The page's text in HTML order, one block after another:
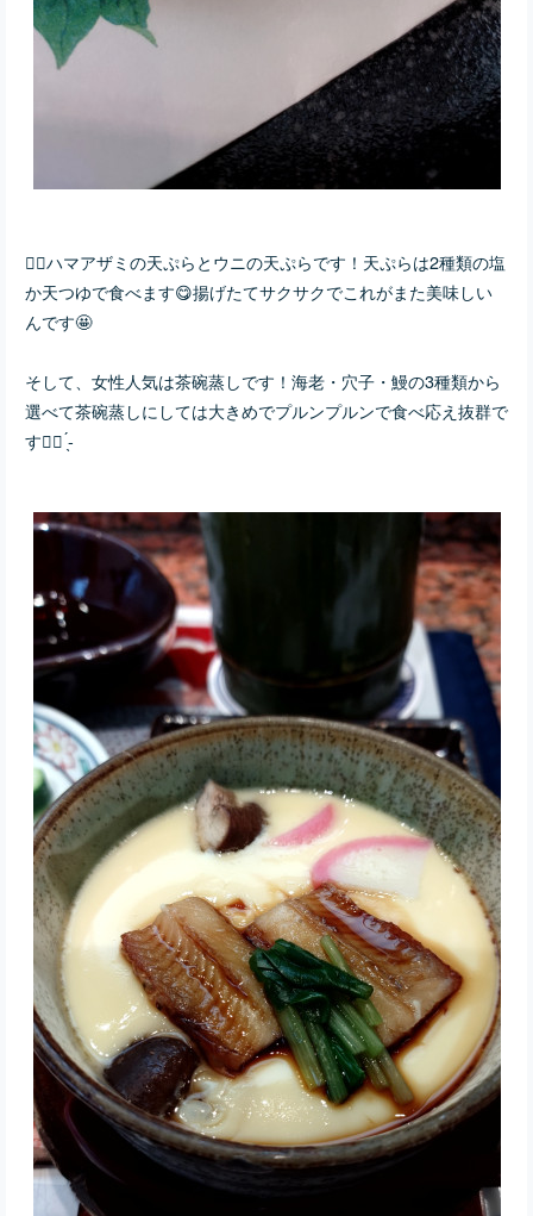
👆🏻ハマアザミの天ぷらとウニの天ぷらです！天ぷらは2種類の塩
か天つゆで食べます😋揚げたてサクサクでこれがまた美味しい
んです🤩
そして、女性人気は茶碗蒸しです！海老・穴子・鰻の3種類から
選べて茶碗蒸しにしては大きめでプルンプルンで食べ応え抜群で
す👍🏻 ̖́-